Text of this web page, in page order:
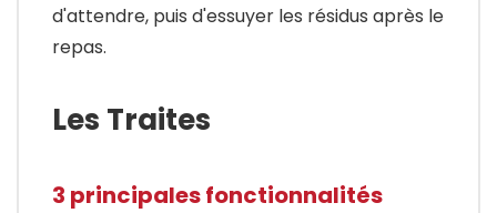
d'attendre, puis d'essuyer les résidus après le
repas.
Les Traites
3 principales fonctionnalités